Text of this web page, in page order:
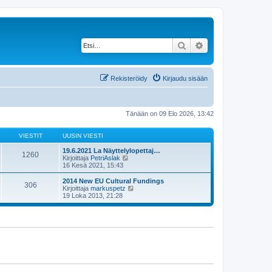
Etsi
Kirjaudu sisään
Rekisteröidy
Tänään on 09 Elo 2026, 13:42
VIESTIT UUSIN VIESTI
1260
19.6.2021 La Näyttelylopettaj…
Kirjoittaja PetriAslak
y
t
ä
u
s
v
i
16 Kesä 2021, 15:43
306
2014 New EU Cultural Fundings
Kirjoittaja markuspetz
y
19 Loka 2013, 21:28